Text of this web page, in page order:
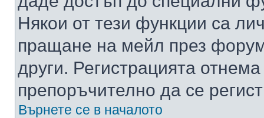
Някои от тези функции са
пращане на мейл през
други. Регистрацията
препоръчително да се
Върнете се в началото